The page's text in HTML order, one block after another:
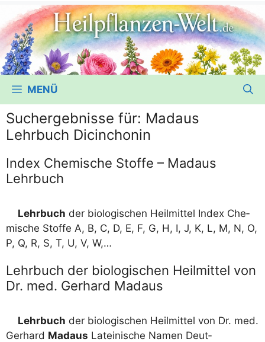
MENÜ
Suchergebnisse für: Madaus
Lehrbuch Dicinchonin
Index Chemische Stoffe – Madaus
Lehrbuch
Lehr­buch der bio­lo­gi­schen Heil­mit­tel Index Che­
mi­sche Stof­fe A, B, C, D, E, F, G, H, I, J, K, L, M, N, O,
P, Q, R, S, T, U, V, W,…
Lehrbuch der biologischen Heilmittel von
Dr. med. Gerhard Madaus
Lehr­buch der bio­lo­gi­schen Heil­mit­tel von Dr. med.
Ger­hard Mad­aus Latei­ni­sche Namen Deut­